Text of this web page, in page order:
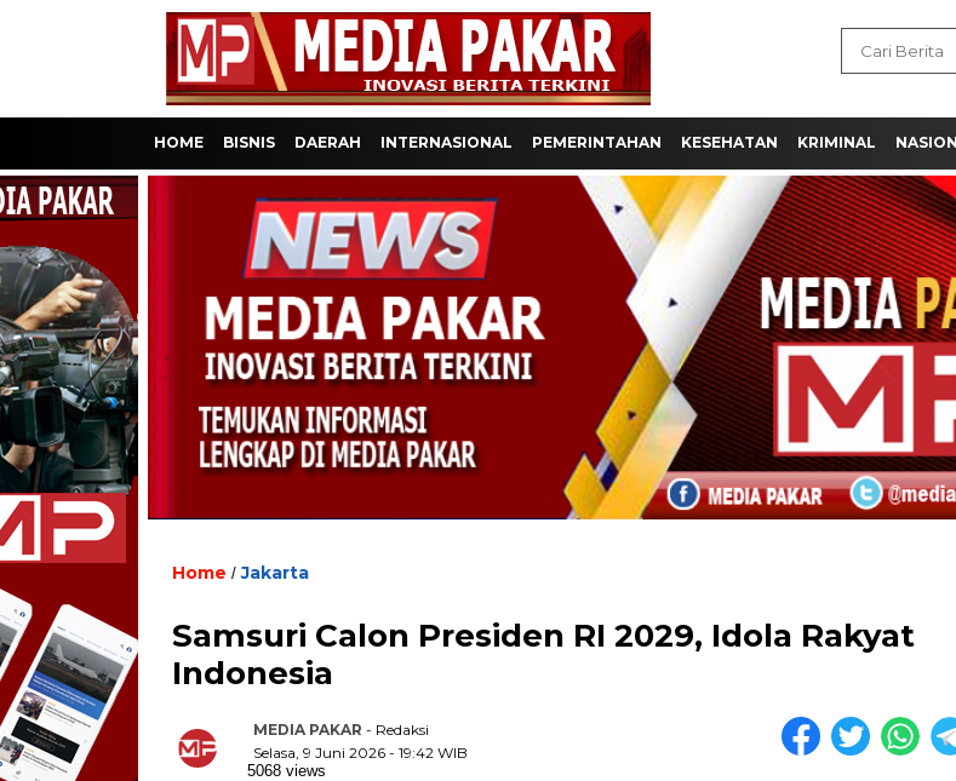
HOME BISNIS DAERAH INTERNASIONAL PEMERINTAHAN KESEHATAN KRIMINAL
Home /Jakarta
Samsuri Calon Presiden RI 2029, Idola Rakyat
Indonesia
MEDIA PAKAR - Redaksi
Selasa, 9 Juni 2026 - 19:42 WIB
5068 views